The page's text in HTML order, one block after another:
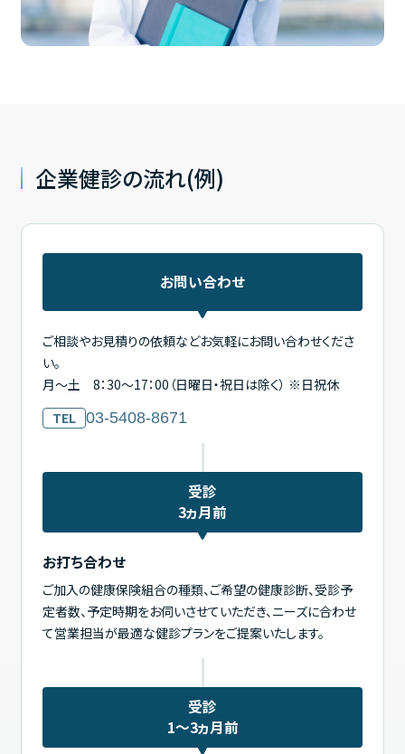
企業健診の流れ(例)
お問い合わせ
ご相談やお見積りの依頼などお気軽にお問い合わせくださ
い。
月～土 8：30～17：00（日曜日・祝日は除く） ※日祝休
TEL 03-5408-8671
受診
3ヵ月前
お打ち合わせ
ご加入の健康保険組合の種類、ご希望の健康診断、受診予
定者数、予定時期をお伺いさせていただき、ニーズに合わせ
て営業担当が最適な健診プランをご提案いたします。
受診
1～3ヵ月前